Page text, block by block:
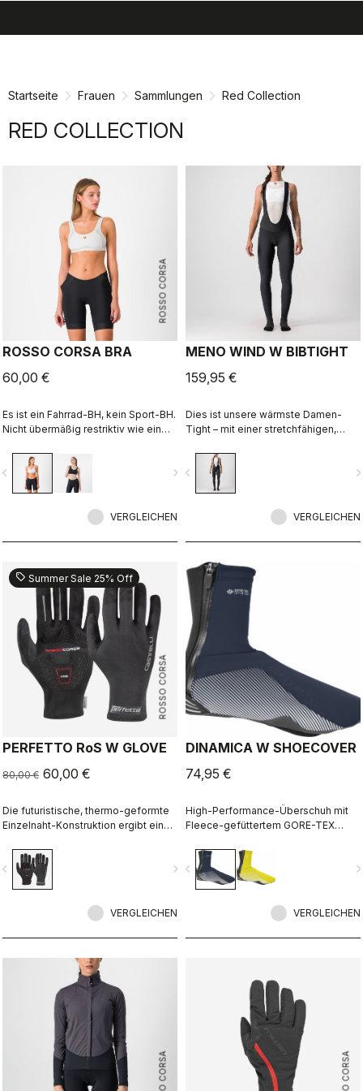
Startseite Frauen Sammlungen Red Collection
RED COLLECTION
ROSSO CORSA
ROSSO CORSA BRA
60,00 €
Es ist ein Fahrrad-BH, kein Sport-BH.
Nicht übermäßig restriktiv wie ein
und bietet gerade genug Support für
das Radfahren.
navigate_next
VERGLEICHEN
MENO WIND W BIBTIGHT
159,95 €
Dies ist unsere wärmste Damen-
Tight – mit einer stretchfähigen,
flauschigen Isolierung vorne und
hinten.
navigate_before
VERGLEICHEN
ROSSO CORSA
sell Summer Sale 25% Off
PERFETTO RoS W GLOVE
80,00 € 60,00 €
Die futuristische, thermo-geformte
Einzelnaht-Konstruktion ergibt einen
wind- und wasserfest, warm,
schlank geschnitten und extrem
komfortabel ist.
navigate_next
VERGLEICHEN
DINAMICA W SHOECOVER
74,95 €
High-Performance-Überschuh mit
Fleece-gefüttertem GORE-TEX
Material, um Wind und Spritzwasser
draußen und Wärme drinnen zu
halten. Frauenspezifische Passform
bessere Sichtbarkeit.
navigate_before
VERGLEICHEN